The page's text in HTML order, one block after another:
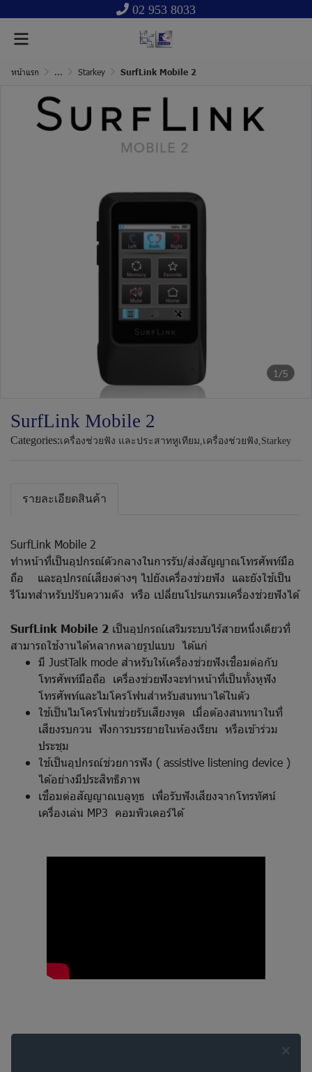
02 953 8033
หน้าแรก ... Starkey SurfLink Mobile 2
1/5
SurfLink Mobile 2
Categories:เครื่องช่วยฟัง และประสาทหูเทียม,เครื่องช่วยฟัง,Starkey
รายละเอียดสินค้า
SurfLink Mobile 2
ทำหน้าที่เป็นอุปกรณ์ตัวกลางในการรับ/ส่งสัญญาณโทรศัพท์มือ
ถือ และอุปกรณ์เสียงต่างๆ ไปยังเครื่องช่วยฟัง และยังใช้เป็น
รีโมทสำหรับปรับความดัง หรือ เปลี่ยนโปรแกรมเครื่องช่วยฟังได้
SurfLink Mobile 2 เป็นอุปกรณ์เสริมระบบไร้สายหนึ่งเดียวที่
สามารถใช้งานได้หลากหลายรูปแบบ ได้แก่
มี JustTalk mode สำหรับให้เครื่องช่วยฟังเชื่อมต่อกับ
โทรศัพท์มือถือ เครื่องช่วยฟังจะทำหน้าที่เป็นทั้งหูฟัง
โทรศัพท์และไมโครโฟนสำหรับสนทนาได้ในตัว
ใช้เป็นไมโครโฟนช่วยรับเสียงพูด เมื่อต้องสนทนาในที่
เสียงรบกวน ฟังการบรรยายในห้องเรียน หรือเข้าร่วม
ประชุม
ใช้เป็นอุปกรณ์ช่วยการฟัง ( assistive listening device )
ได้อย่างมีประสิทธิภาพ
เชื่อมต่อสัญญาณบลูทูธ เพื่อรับฟังเสียงจากโทรทัศน์
เครื่องเล่น MP3 คอมพิวเตอร์ได้